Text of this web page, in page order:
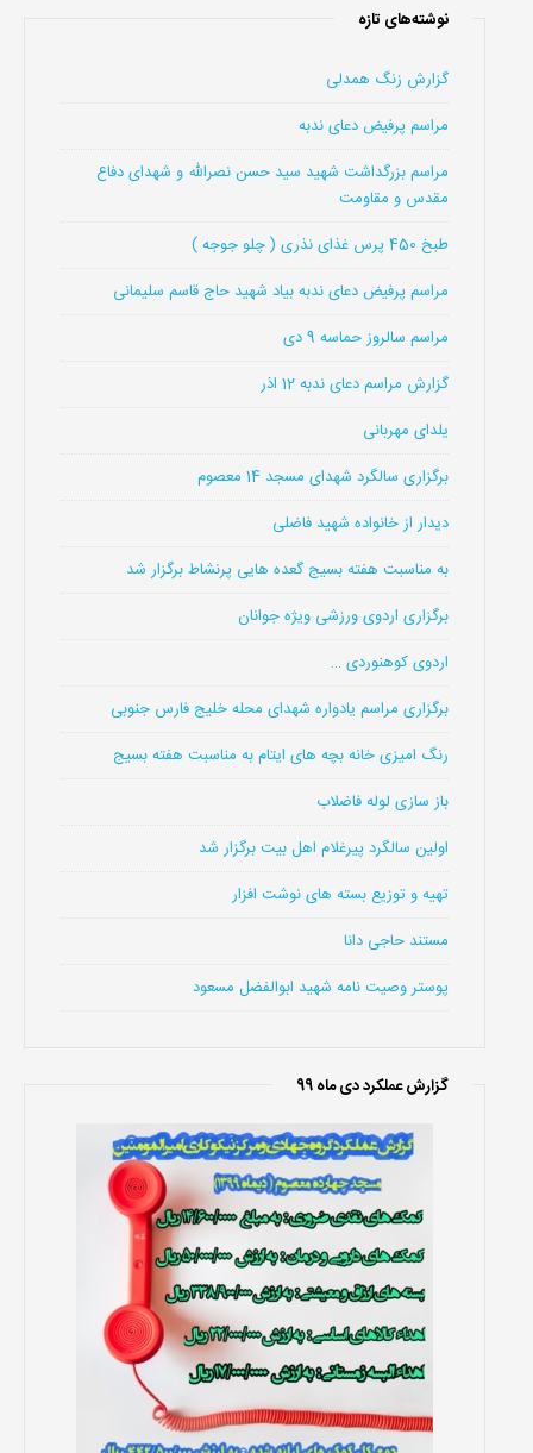
نوشته‌های تازه
گزارش زنگ همدلی
مراسم پرفیض دعای ندبه
مراسم بزرگداشت شهید سید حسن نصرالله و شهدای دفاع
مقدس و مقاومت
طبخ 450 پرس غذای نذری ( چلو جوجه )
مراسم پرفیض دعای ندبه بیاد شهید حاج قاسم سلیمانی
مراسم سالروز حماسه 9 دی
گزارش مراسم دعای ندبه 12 اذر
یلدای مهربانی
برگزاری سالگرد شهدای مسجد 14 معصوم
دیدار از خانواده شهید فاضلی
به مناسبت هفته بسیج گعده هایی پرنشاط برگزار شد
برگزاری اردوی ورزشی ویژه جوانان
اردوی کوهنوردی …
برگزاری مراسم یادواره شهدای محله خلیج فارس جنوبی
رنگ امیزی خانه بچه های ایتام به مناسبت هفته بسیج
باز سازی لوله فاضلاب
اولین سالگرد پیرغلام اهل بیت برگزار شد
تهیه و توزیع بسته های نوشت افزار
مستند حاجی دانا
پوستر وصیت نامه شهید ابوالفضل مسعود
گزارش عملکرد دی ماه 99